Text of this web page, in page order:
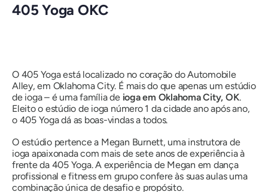
405 Yoga OKC
O 405 Yoga está localizado no coração do Automobile
Alley, em Oklahoma City. É mais do que apenas um estúdio
de ioga – é uma família de ioga em Oklahoma City, OK.
Eleito o estúdio de ioga número 1 da cidade ano após ano,
o 405 Yoga dá as boas-vindas a todos.
O estúdio pertence a Megan Burnett, uma instrutora de
ioga apaixonada com mais de sete anos de experiência à
frente da 405 Yoga. A experiência de Megan em dança
profissional e fitness em grupo confere às suas aulas uma
combinação única de desafio e propósito.